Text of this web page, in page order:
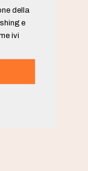
della
e
ivi